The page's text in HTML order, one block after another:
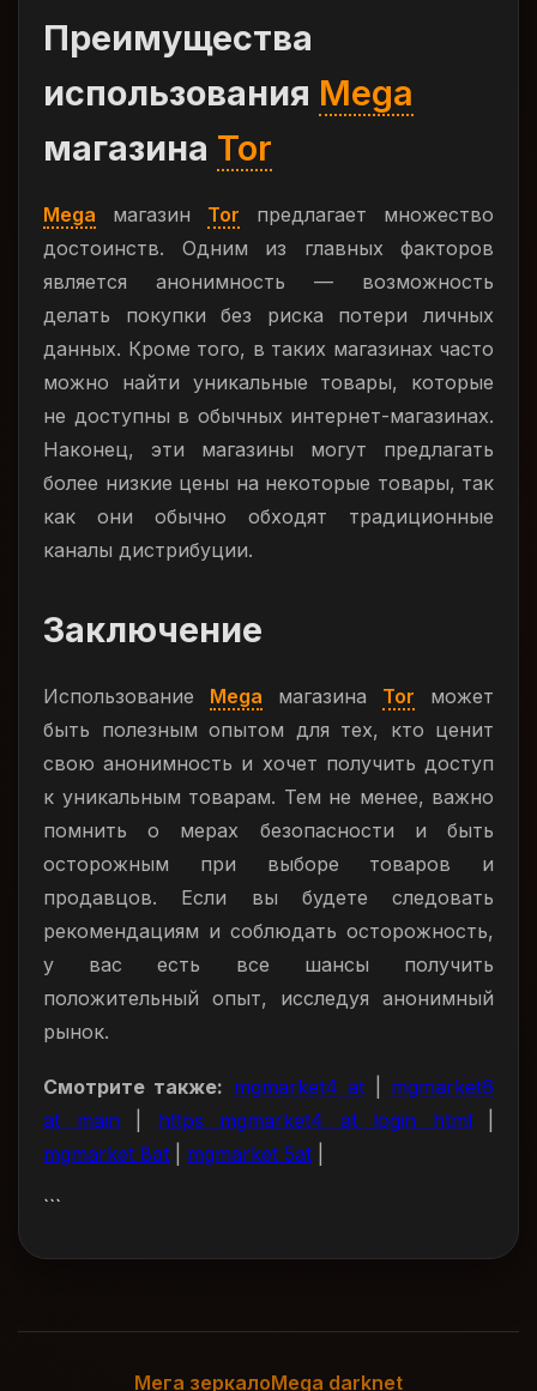
Преимущества
использования Mega
магазина Tor
Mega магазин Tor предлагает множество
достоинств. Одним из главных факторов
является анонимность — возможность
делать покупки без риска потери личных
данных. Кроме того, в таких магазинах часто
можно найти уникальные товары, которые
не доступны в обычных интернет-магазинах.
Наконец, эти магазины могут предлагать
более низкие цены на некоторые товары, так
как они обычно обходят традиционные
каналы дистрибуции.
Заключение
Использование Mega магазина Tor может
быть полезным опытом для тех, кто ценит
свою анонимность и хочет получить доступ
к уникальным товарам. Тем не менее, важно
помнить о мерах безопасности и быть
осторожным при выборе товаров и
продавцов. Если вы будете следовать
рекомендациям и соблюдать осторожность,
у вас есть все шансы получить
положительный опыт, исследуя анонимный
рынок.
Смотрите также: mgmarket4 at
mgmarket6
at main
https mgmarket4 at login html|
mgmarket 8at
mgmarket 5at
```
Мега зеркалоMega darknet